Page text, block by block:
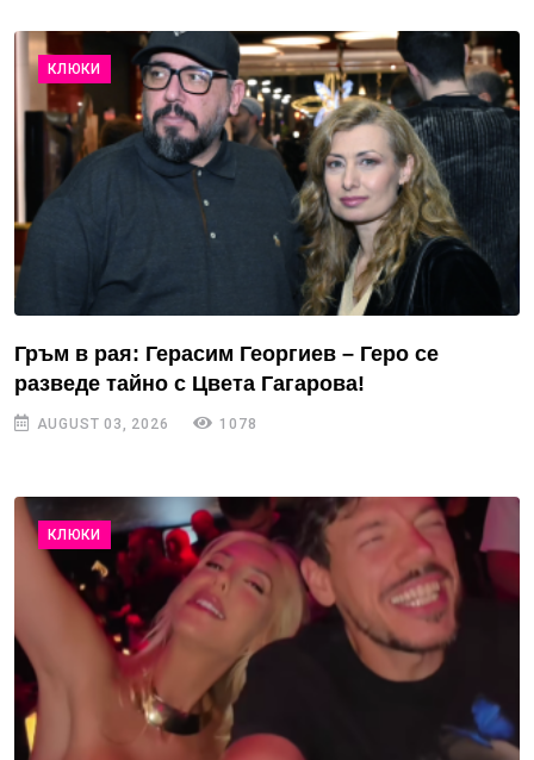
КЛЮКИ
Гръм в рая: Герасим Георгиев – Геро се
разведе тайно с Цвета Гагарова!
AUGUST 03, 2026 1078
КЛЮКИ